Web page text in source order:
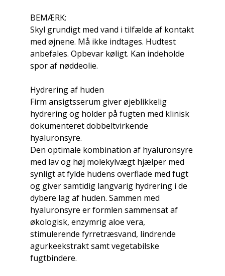
BEMÆRK:
Skyl grundigt med vand i tilfælde af kontakt
med øjnene. Må ikke indtages. Hudtest
anbefales. Opbevar køligt. Kan indeholde
spor af nøddeolie.
Hydrering af huden
Firm ansigtsserum giver øjeblikkelig
hydrering og holder på fugten med klinisk
dokumenteret dobbeltvirkende
hyaluronsyre.
Den optimale kombination af hyaluronsyre
med lav og høj molekylvægt hjælper med
synligt at fylde hudens overflade med fugt
og giver samtidig langvarig hydrering i de
dybere lag af huden. Sammen med
hyaluronsyre er formlen sammensat af
økologisk, enzymrig aloe vera,
stimulerende fyrretræsvand, lindrende
agurkeekstrakt samt vegetabilske
fugtbindere.